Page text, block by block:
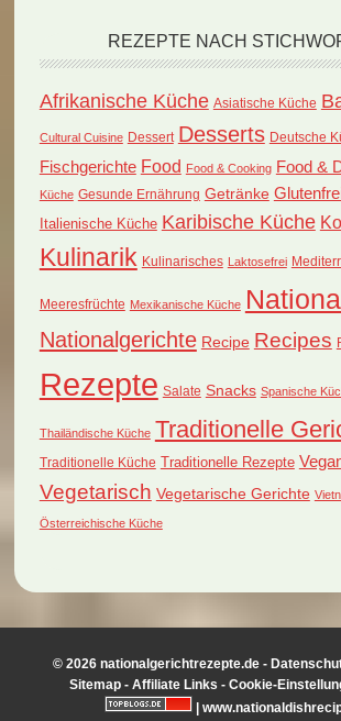
REZEPTE NACH
Afrikanische Küche Asiatische Küche
Cultural Cuisine Dessert Desserts Deutsche
Fischgerichte Food Food & Cooking Food &
Küche Gesunde Ernährung Getränke
Italienische Küche Karibische Küche
Kulinarik Kulinarisches Laktosefrei
Meeresfrüchte Mexikanische Küche
Nationalgerichte Recipe Recipes
Rezepte Salate Snacks Spanische
Thailändische Küche Traditionelle
Traditionelle Küche Traditionelle Rezepte
Vegetarisch Vegetarische Gerichte
Österreichische Küche
© 2026 nationalgerichtrezepte.de -
Sitemap- Affiliate Links - Cookie-